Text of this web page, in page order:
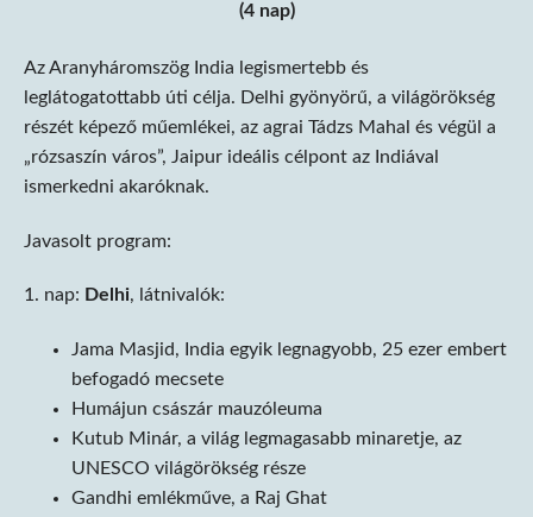
(4 nap)
Az Aranyháromszög India legismertebb és
leglátogatottabb úti célja. Delhi gyönyörű, a világörökség
részét képező műemlékei, az agrai Tádzs Mahal és végül a
„rózsaszín város”, Jaipur ideális célpont az Indiával
ismerkedni akaróknak.
Javasolt program:
1. nap: Delhi, látnivalók:
Jama Masjid, India egyik legnagyobb, 25 ezer embert
befogadó mecsete
Humájun császár mauzóleuma
Kutub Minár, a világ legmagasabb minaretje, az
UNESCO világörökség része
Gandhi emlékműve, a Raj Ghat